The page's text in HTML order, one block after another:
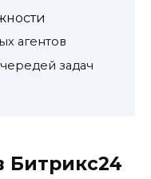
агентов
задач
Битрикс24